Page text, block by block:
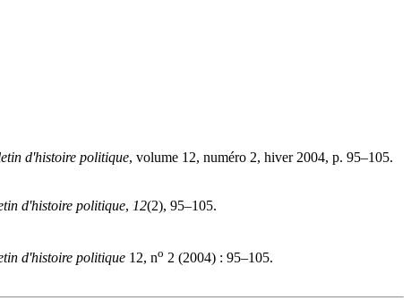
d'histoire politique, volume 12, numéro 2, hiver 2004, p. 95–105.
d'histoire politique, 12(2), 95–105.
d'histoire politique 12, no 2 (2004) : 95–105.